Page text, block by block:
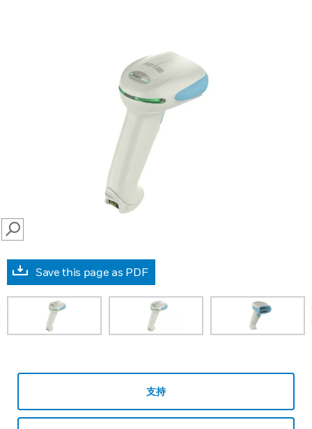
SEARCH
Save this page as PDF
支持